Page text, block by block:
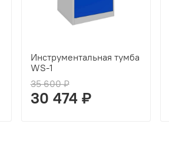
Инструментальная тумба
WS-1
35 600 ₽
30 474 ₽